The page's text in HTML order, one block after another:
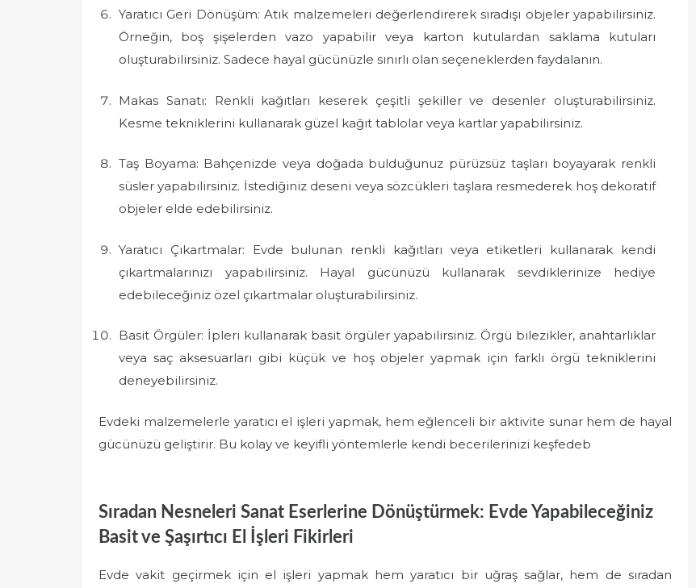
Yaratıcı Geri Dönüşüm: Atık malzemeleri değerlendirerek sıradışı objeler yapabilirsiniz.
Örneğin, boş şişelerden vazo yapabilir veya karton kutulardan saklama kutuları
oluşturabilirsiniz. Sadece hayal gücünüzle sınırlı olan seçeneklerden faydalanın.
Makas Sanatı: Renkli kağıtları keserek çeşitli şekiller ve desenler oluşturabilirsiniz.
Kesme tekniklerini kullanarak güzel kağıt tablolar veya kartlar yapabilirsiniz.
Taş Boyama: Bahçenizde veya doğada bulduğunuz pürüzsüz taşları boyayarak renkli
süsler yapabilirsiniz. İstediğiniz deseni veya sözcükleri taşlara resmederek hoş dekoratif
objeler elde edebilirsiniz.
Yaratıcı Çıkartmalar: Evde bulunan renkli kağıtları veya etiketleri kullanarak kendi
çıkartmalarınızı yapabilirsiniz. Hayal gücünüzü kullanarak sevdiklerinize hediye
edebileceğiniz özel çıkartmalar oluşturabilirsiniz.
Basit Örgüler: İpleri kullanarak basit örgüler yapabilirsiniz. Örgü bilezikler, anahtarlıklar
veya saç aksesuarları gibi küçük ve hoş objeler yapmak için farklı örgü tekniklerini
deneyebilirsiniz.
Evdeki malzemelerle yaratıcı el işleri yapmak, hem eğlenceli bir aktivite sunar hem de hayal
gücünüzü geliştirir. Bu kolay ve keyifli yöntemlerle kendi becerilerinizi keşfedeb
Sıradan Nesneleri Sanat Eserlerine Dönüştürmek: Evde Yapabileceğiniz
Basit ve Şaşırtıcı El İşleri Fikirleri
Evde vakit geçirmek için el işleri yapmak hem yaratıcı bir uğraş sağlar, hem de sıradan